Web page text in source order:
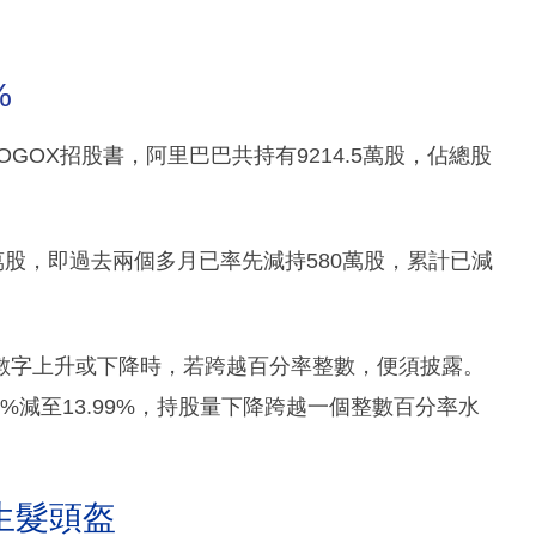
招股書，阿里巴巴共持有9214.5萬股，佔總股
，即過去兩個多月已率先減持580萬股，累計已減
上升或下降時，若跨越百分率整數，便須披露。
減至13.99%，持股量下降跨越一個整數百分率水
髮頭盔